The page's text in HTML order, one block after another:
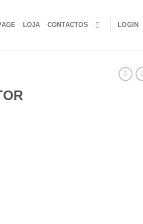
LOJA CONTACTOS LOGIN